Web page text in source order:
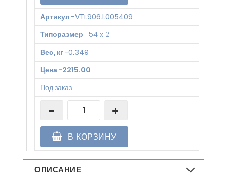
Артикул -VTi.906.I.005409
Типоразмер -54 х 2"
Вес, кг-0.349
Цена-2215.00
Под заказ
В КОРЗИНУ
ОПИСАНИЕ